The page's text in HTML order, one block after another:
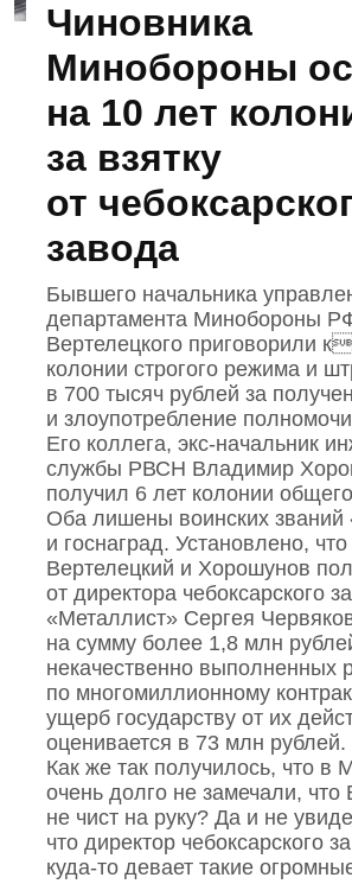
Чиновника
Минобороны
на 10 лет
за взятку
от
завода
Бывшего начальника
департамента Минобороны
Вертелецкого приговорили
колонии строгого режима и
в 700 тысяч рублей за
и злоупотребление
Его коллега, экс‑начальник
службы РВСН Владимир
получил 6 лет колонии
Оба лишены воинских званий
и госнаград. Установлено,
Вертелецкий и Хорошунов
от директора чебоксарского
«Металлист» Сергея
на сумму более 1,8 млн
некачественно выполненных
по многомиллионному
ущерб государству от их
оценивается в 73 млн рублей.
Как же так получилось, что в
очень долго не замечали, что
не чист на руку? Да и не
что директор чебоксарского
куда‑то девает такие